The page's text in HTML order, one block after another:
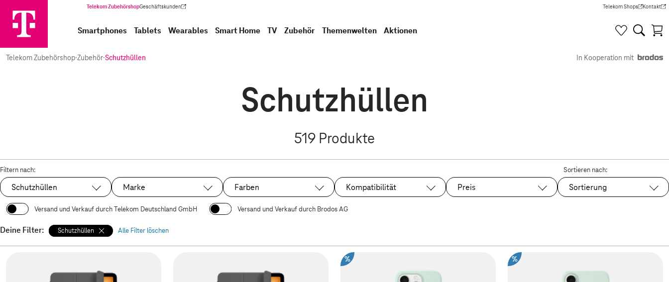
Telekom ZubehörshopGeschäftskunden
(Wird in einem neuen Tab geöffnet) Telekom Shops
(Wird in einem neuen Tab
Kontakt
(Wird in
Smartphones Tablets Wearables Smart Home TV Zubehör Themenwelten Aktionen
Telekom Zubehörshop·Zubehör·Schutzhüllen In Kooperation mit
Schutzhüllen
519 Produkte
Filtern nach:
Ausgewählt:
Schutzhüllen Marke Farben Kompatibilität Preis
Sortieren nach:
Sortierung
Versand und Verkauf durch Telekom Deutschland GmbH Versand und Verkauf durch Brodos AG
Deine Filter: Schutzhüllen Alle Filter löschen
% %